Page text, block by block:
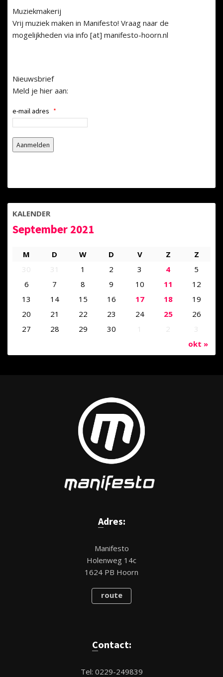
Muziekmakerij
Vrij muziek maken in Manifesto! Vraag naar de
mogelijkheden via info [at] manifesto-hoorn.nl
Nieuwsbrief
Meld je hier aan:
e-mail adres *
KALENDER
September 2021
okt »
M D W D V Z
Z
30
31 1 2 3 4
5
6
7 8 9 10 11
12
13
14 15 16 17 18
19
20
21 22 23 24 25
26
27
28 29 30 1 2 3
Adres:
Manifesto
Holenweg 14c
1624 PB Hoorn
route
Contact:
Tel: 0229-249839